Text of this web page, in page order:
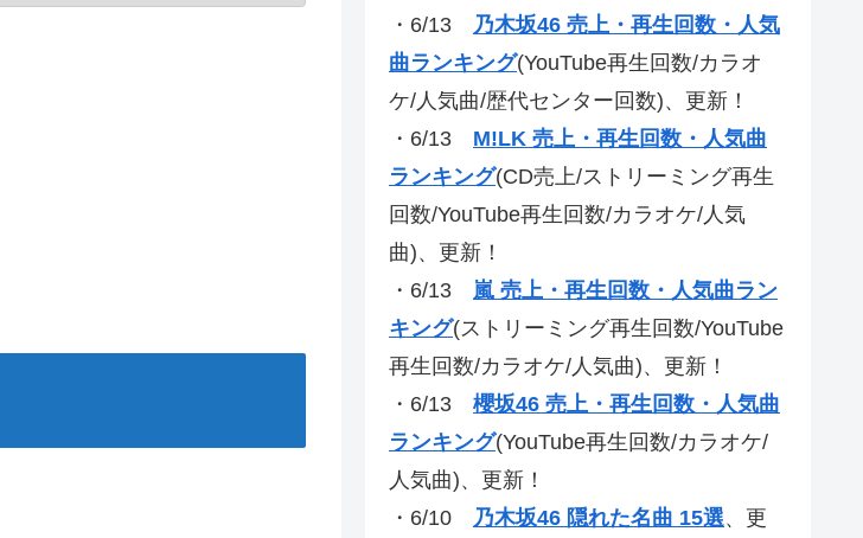
・6/13 乃木坂46 売上・再生回数・人気
曲ランキング(YouTube再生回数/カラオ
ケ/人気曲/歴代センター回数)、更新！
・6/13 M!LK 売上・再生回数・人気曲
ランキング(CD売上/ストリーミング再生
回数/YouTube再生回数/カラオケ/人気
曲)、更新！
・6/13 嵐 売上・再生回数・人気曲ラン
キング(ストリーミング再生回数/YouTube
再生回数/カラオケ/人気曲)、更新！
・6/13 櫻坂46 売上・再生回数・人気曲
ランキング(YouTube再生回数/カラオケ/
人気曲)、更新！
・6/10 乃木坂46 隠れた名曲 15選、更